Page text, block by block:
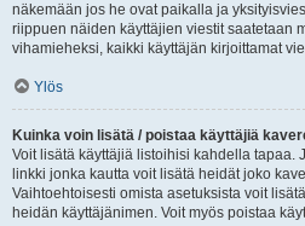
näkemään jos he ovat paikalla ja
riippuen näiden käyttäjien viestit saatetaan
vihamieheksi, kaikki käyttäjän kirjoittamat
Ylös
Kuinka voin lisätä / poistaa käyttäjiä
Voit lisätä käyttäjiä listoihisi kahdella tapaa.
linkki jonka kautta voit lisätä heidät joko
Vaihtoehtoisesti omista asetuksista voit
heidän käyttäjänimen. Voit myös poistaa